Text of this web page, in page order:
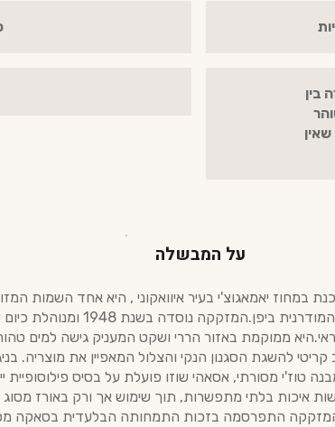
בין
על המבשלה
במחוז יאמאגוצ'י בעיר איוואקוני , היא אחד השמות
מהפכת איכות הסאקה המודרנית ביפן.המזקקה
ממוקמת באזור הררי ושקט המעניק גישה למים
להשגת הסגנון הנקי והצלול המאפיין את מוצריה.
טוז'י מסורתי, אסאהי שוזו פועלת על בסיס פילוסופיית
איכות בלתי מתפשרות, תוך שימוש אך ורק באורז מסוג
התפרסמה בזכות התמחותה הבלעדית בסאקה